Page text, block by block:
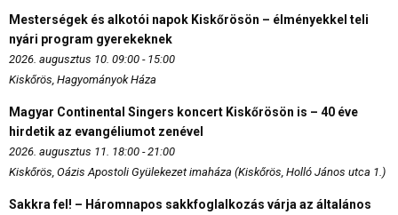
Mesterségek és alkotói napok Kiskőrösön – élményekkel teli
nyári program gyerekeknek
2026. augusztus 10. 09:00 - 15:00
Kiskőrös, Hagyományok Háza
Magyar Continental Singers koncert Kiskőrösön is – 40 éve
hirdetik az evangéliumot zenével
2026. augusztus 11. 18:00 - 21:00
Kiskőrös, Oázis Apostoli Gyülekezet imaháza (Kiskőrös, Holló János utca 1.)
Sakkra fel! – Háromnapos sakkfoglalkozás várja az általános